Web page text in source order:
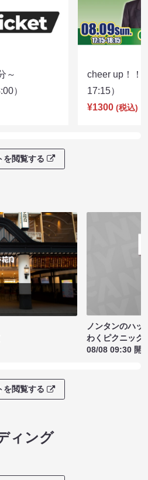
～
）
cheer up！
17:15）
¥1300 (税込)
を閲覧する
ノンタンのハッ
わくピクニック
08/08 09:30 開
を閲覧する
ィング